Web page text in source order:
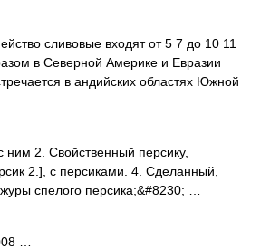
сливовые входят от 5 7 до 10 11
в Северной Америке и Евразии
в андийских областях Южной
2. Свойственный персику,
2.], с персиками. 4. Сделанный,
спелого персика;&#8230; …
…